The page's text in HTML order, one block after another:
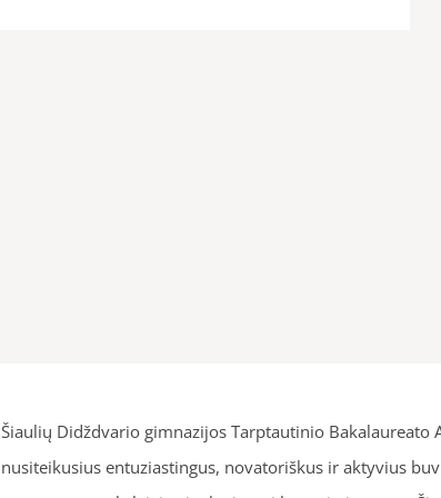
Šiaulių Didždvario gimnazijos Tarptautinio
nusiteikusius entuziastingus, novatoriškus ir aktyvius